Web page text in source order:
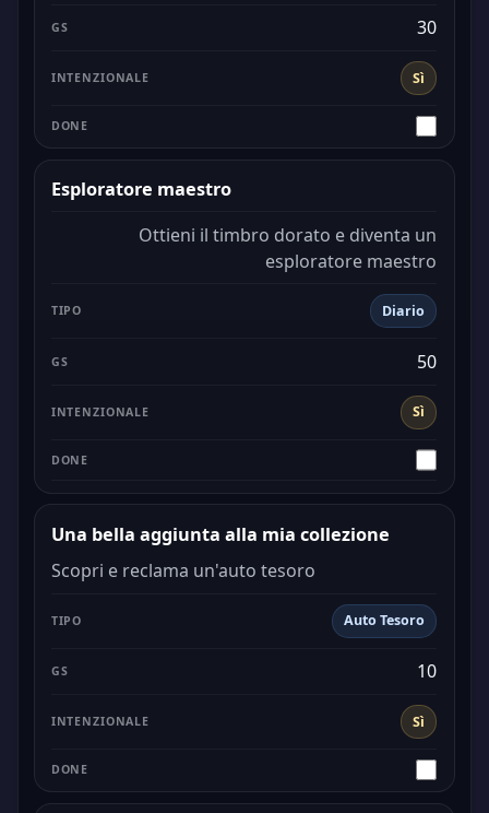
Sì
30
Esploratore maestro
Ottieni il timbro dorato e diventa un
esploratore maestro
Diario
Sì
50
Una bella aggiunta alla mia collezione
Scopri e reclama un'auto tesoro
Auto Tesoro
Sì
10